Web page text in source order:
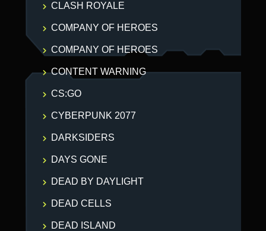
CLASH ROYALE
COMPANY OF HEROES
COMPANY OF HEROES
CONTENT WARNING
CS:GO
CYBERPUNK 2077
DARKSIDERS
DAYS GONE
DEAD BY DAYLIGHT
DEAD CELLS
DEAD ISLAND